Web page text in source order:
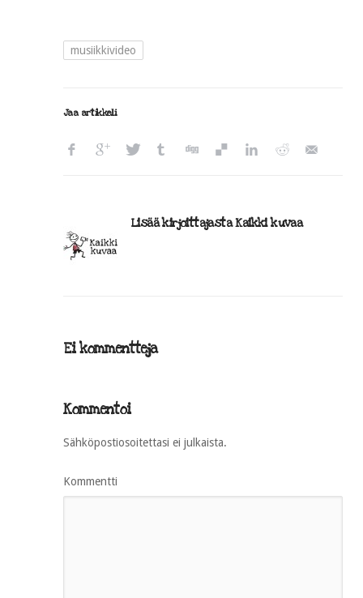
musiikkivideo
Jaa artikkeli
Lisää kirjoittajasta Kaikki kuvaa
Ei kommentteja
Kommentoi
Sähköpostiosoitettasi ei julkaista.
Kommentti